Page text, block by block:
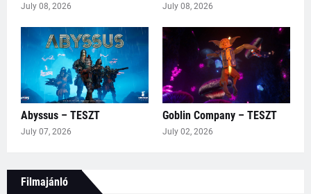
July 08, 2026 July 08, 2026
Abyssus – TESZT
July 07, 2026
Goblin Company – TESZT
July 02, 2026
Filmajánló